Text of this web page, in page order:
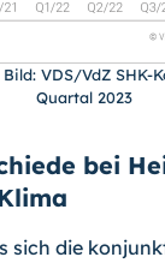
VDS/VdZ SHK-
Quartal 2023
bei
sich die